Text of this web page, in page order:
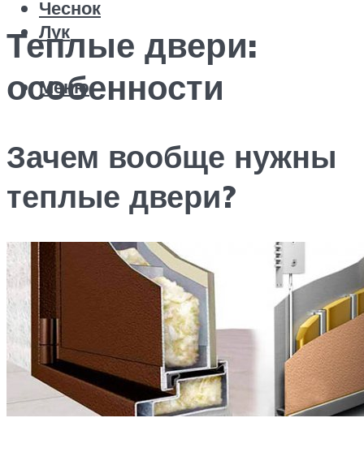
Чеснок
Лук
Меню
Теплые двери:
особенности
Зачем вообще нужны
теплые двери?